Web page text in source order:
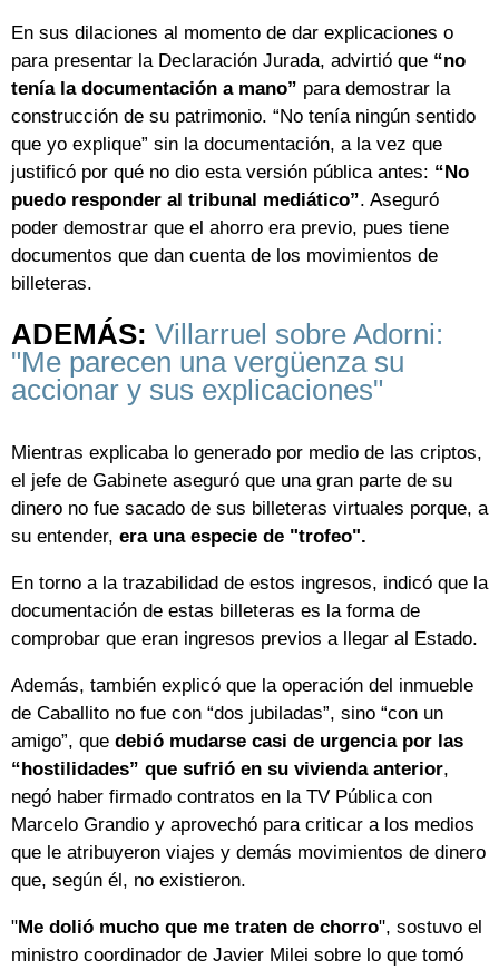
En sus dilaciones al momento de dar explicaciones o
para presentar la Declaración Jurada, advirtió que “no
tenía la documentación a mano” para demostrar la
construcción de su patrimonio. “No tenía ningún sentido
que yo explique” sin la documentación, a la vez que
justificó por qué no dio esta versión pública antes: “No
puedo responder al tribunal mediático”. Aseguró
poder demostrar que el ahorro era previo, pues tiene
documentos que dan cuenta de los movimientos de
billeteras.
ADEMÁS: Villarruel sobre Adorni:
"Me parecen una vergüenza su
accionar y sus explicaciones"
Mientras explicaba lo generado por medio de las criptos,
el jefe de Gabinete aseguró que una gran parte de su
dinero no fue sacado de sus billeteras virtuales porque, a
su entender, era una especie de "trofeo".
En torno a la trazabilidad de estos ingresos, indicó que la
documentación de estas billeteras es la forma de
comprobar que eran ingresos previos a llegar al Estado.
Además, también explicó que la operación del inmueble
de Caballito no fue con “dos jubiladas”, sino “con un
amigo”, que debió mudarse casi de urgencia por las
“hostilidades” que sufrió en su vivienda anterior,
negó haber firmado contratos en la TV Pública con
Marcelo Grandio y aprovechó para criticar a los medios
que le atribuyeron viajes y demás movimientos de dinero
que, según él, no existieron.
"Me dolió mucho que me traten de chorro", sostuvo el
ministro coordinador de Javier Milei sobre lo que tomó